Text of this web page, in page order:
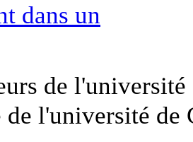
de
de l'université